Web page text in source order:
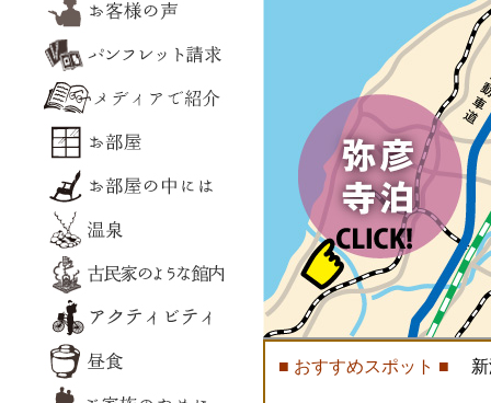
■ おすすめスポット ■ 新